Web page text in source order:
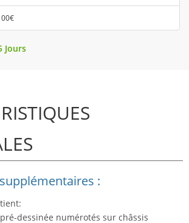
Jours
:
dessinée numérotés sur châssis